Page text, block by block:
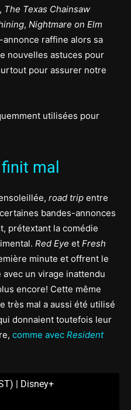
, The Texas Chainsaw
, Nightmare on Elm
raffine alors sa
nouvelles astuces pour
pour assurer notre
utilisées pour
mal
road trip entre
bandes-annonces
prétextant la comédie
Red Eye et Fresh
minute et offrent le
un virage inattendu
encore! Cette même
très mal a aussi été utilisé
donnaient toutefois leur
comme avec Resident
| Disney+